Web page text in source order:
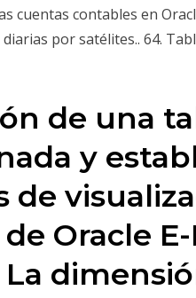
cuentas contables en
por satélites.. 64.
de una
y
de
Oracle
La